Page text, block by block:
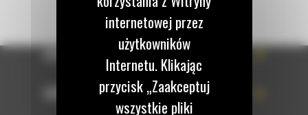
OFERTA
internetowej przez
użytkowników
Internetu. Klikając
przycisk „Zaakceptuj
wszystkie pliki